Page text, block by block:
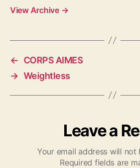
View Archive →
←
CORPS AIMES
→ Weightless
Leave a
Your email address will not
Required fields are